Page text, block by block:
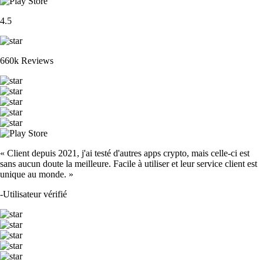
4.5
660k Reviews
« Client depuis 2021, j'ai testé d'autres apps crypto, mais celle-ci est
sans aucun doute la meilleure. Facile à utiliser et leur service client est
unique au monde. »
-Utilisateur vérifié